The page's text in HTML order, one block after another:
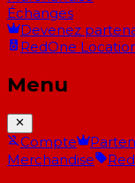
Échanges
Devenez
RedOne
Menu
Compte
Merchandise